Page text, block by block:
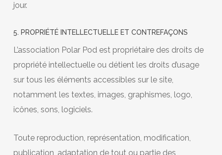
jour.
5. PROPRIÉTÉ INTELLECTUELLE ET CONTREFAÇONS
L’association Polar Pod est propriétaire des droits de
propriété intellectuelle ou détient les droits d’usage
sur tous les éléments accessibles sur le site,
notamment les textes, images, graphismes, logo,
icônes, sons, logiciels.
Toute reproduction, représentation, modification,
publication, adaptation de tout ou partie des